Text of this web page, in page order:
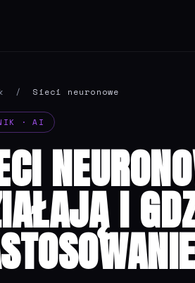
/ Sieci neuronowe
· AI
I